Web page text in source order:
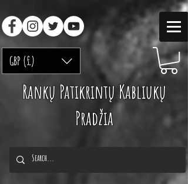
GBP (£)
Rankų Patikrintų Kabliukų
Pradžia